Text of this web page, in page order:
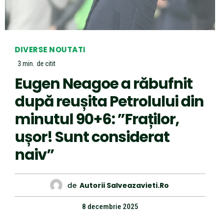
DIVERSE NOUTATI
3 min. de citit
Eugen Neagoe a răbufnit
după reușita Petrolului din
minutul 90+6: ”Fraților,
ușor! Sunt considerat
naiv”
de Autorii Salveazavieti.ro
8 decembrie 2025